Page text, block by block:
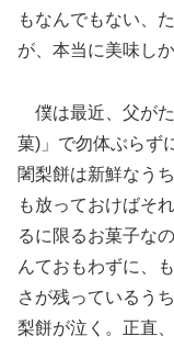
もなんでもない、
が、本当に美味し
僕は最近、父が
菓)」で勿体ぶらず
闍梨餅は新鮮なう
も放っておけばそ
るに限るお菓子な
んておもわずに、
さが残っているう
梨餅が泣く。正直